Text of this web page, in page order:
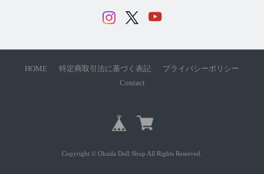
HOME 特定商取引法に基づく表記
プライバシーポリシー
Contact
Copyright © Okuda Doll Shop All Rights Reserved.